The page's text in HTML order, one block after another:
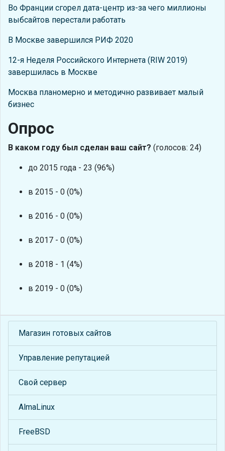
Во Франции сгорел дата-центр из-за чего миллионы
выбсайтов перестали работать
В Москве завершился РИФ 2020
12-я Неделя Российского Интернета (RIW 2019)
завершилась в Москве
Москва планомерно и методично развивает малый
бизнес
Опрос
В каком году был сделан ваш сайт? (голосов: 24)
до 2015 года - 23 (96%)
в 2015 - 0 (0%)
в 2016 - 0 (0%)
в 2017 - 0 (0%)
в 2018 - 1 (4%)
в 2019 - 0 (0%)
Магазин готовых сайтов
Управление репутацией
Свой сервер
AlmaLinux
FreeBSD